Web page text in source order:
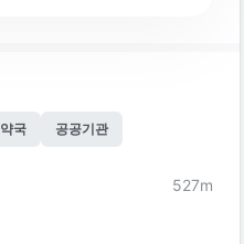
약국 공공기관
527m